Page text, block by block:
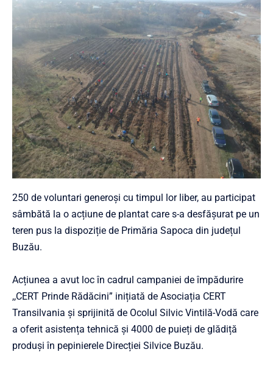
250 de voluntari generoși cu timpul lor liber, au participat
sâmbătă la o acțiune de plantat care s-a desfășurat pe un
teren pus la dispoziție de Primăria Sapoca din județul
Buzău.
Acțiunea a avut loc în cadrul campaniei de împădurire
,,CERT Prinde Rădăcini” inițiată de Asociația CERT
Transilvania și sprijinită de Ocolul Silvic Vintilă-Vodă care
a oferit asistența tehnică și 4000 de puieți de glădiță
produși în pepinierele Direcției Silvice Buzău.